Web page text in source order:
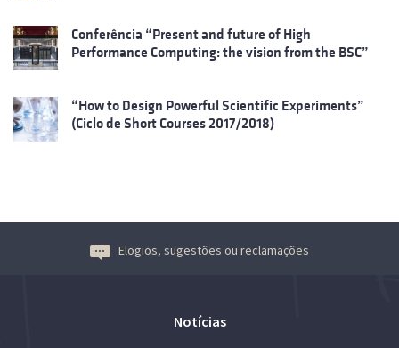
Conferência “Present and future of High
Performance Computing: the vision from the BSC”
“How to Design Powerful Scientific Experiments”
(Ciclo de Short Courses 2017/2018)
Elogios, sugestões ou reclamações
Notícias